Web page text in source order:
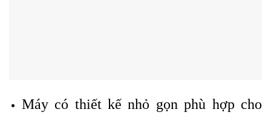
Máy có thiết kế nhỏ gọn phù hợp cho